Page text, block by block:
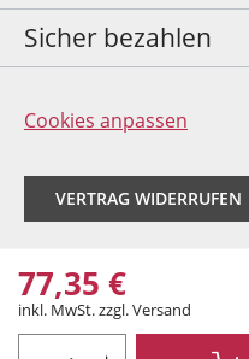
77,35 €
inkl. MwSt. zzgl. Versand
Sicher bezahlen
Cookies anpassen
VERTRAG WIDERRUFEN